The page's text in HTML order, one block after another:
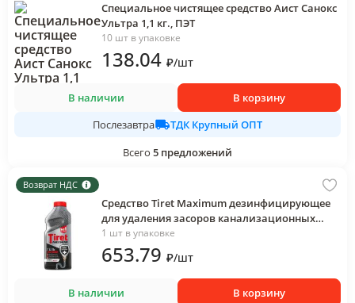
Специальное чистящее средство Аист Санокс
Ультра 1,1 кг., ПЭТ
10 шт в упаковке
138.04 ₽/шт
В наличии
В корзину
Послезавтра
ТДК Крупный ОПТ
Всего 5 предложений
Возврат НДС
Средство Tiret Maximum дезинфицирующее
для удаления засоров канализационных
труб 465 мл., ПЭТ
1 шт в упаковке
653.79 ₽/шт
В наличии
В корзину